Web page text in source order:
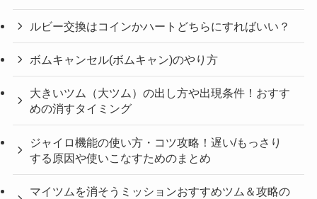
ルビー交換はコインかハートどちらにすればいい？
ボムキャンセル(ボムキャン)のやり方
大きいツム（大ツム）の出し方や出現条件！おすす
めの消すタイミング
ジャイロ機能の使い方・コツ攻略！遅い/もっさり
する原因や使いこなすためのまとめ
マイツムを消そうミッションおすすめツム＆攻略の